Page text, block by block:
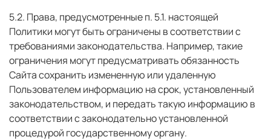
5.2. Права, предусмотренные п. 5.1. настоящей
Политики могут быть ограничены в соответствии с
требованиями законодательства. Например, такие
ограничения могут предусматривать обязанность
Сайта сохранить измененную или удаленную
Пользователем информацию на срок, установленный
законодательством, и передать такую информацию в
соответствии с законодательно установленной
процедурой государственному органу.